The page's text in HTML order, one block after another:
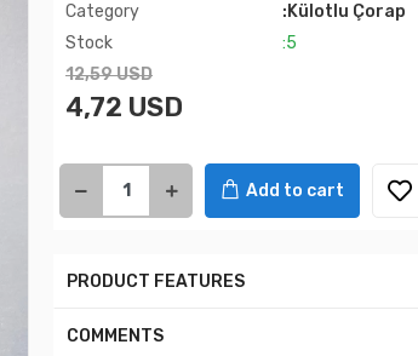
Category
:Külotlu Çorap
Stock
:5
12,59 USD
4,72 USD
Add to cart
PRODUCT FEATURES
COMMENTS